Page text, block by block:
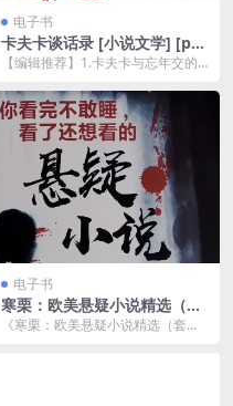
电子书
卡夫卡谈话录 [ 小说文学] [pdf
+全格式]夸克网盘下载
【编辑推荐】1.卡夫卡与忘年交的
2.从文学艺术到为...
电子书
寒栗：欧美悬疑小说精选（套
装共33册）（推理、犯罪、谍
《寒栗：欧美悬疑小说精选（套装